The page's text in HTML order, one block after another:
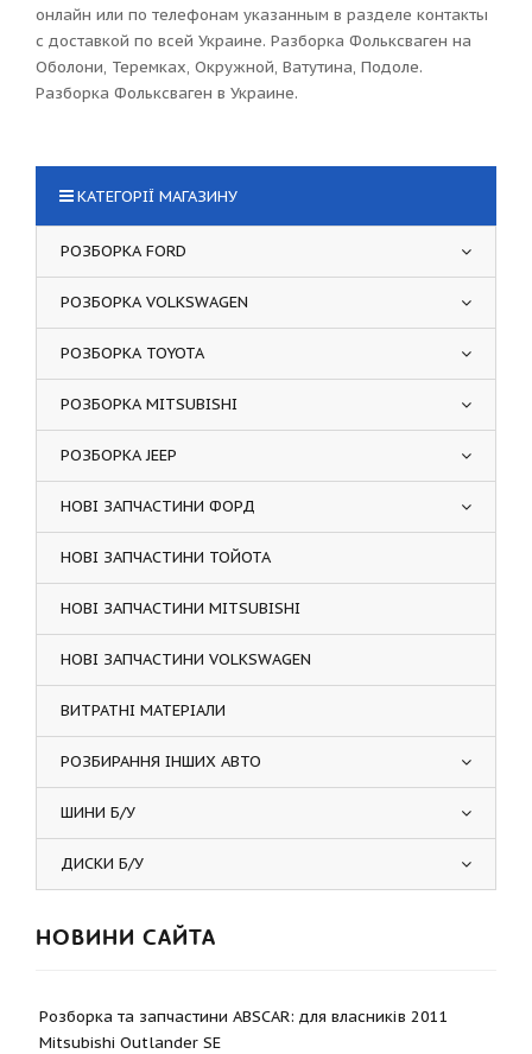
онлайн или по телефонам указанным в разделе контакты
с доставкой по всей Украине. Разборка Фольксваген на
Оболони, Теремках, Окружной, Ватутина, Подоле.
Разборка Фольксваген в Украине.
КАТЕГОРІЇ МАГАЗИНУ
РОЗБОРКА FORD
РОЗБОРКА VOLKSWAGEN
РОЗБОРКА TOYOTA
РОЗБОРКА MITSUBISHI
РОЗБОРКА JEEP
НОВІ ЗАПЧАСТИНИ ФОРД
НОВІ ЗАПЧАСТИНИ ТОЙОТА
НОВІ ЗАПЧАСТИНИ MITSUBISHI
НОВІ ЗАПЧАСТИНИ VOLKSWAGEN
ВИТРАТНІ МАТЕРІАЛИ
РОЗБИРАННЯ ІНШИХ АВТО
ШИНИ Б/У
ДИСКИ Б/У
НОВИНИ САЙТА
Розборка та запчастини ABSCAR: для власників 2011
Mitsubishi Outlander SE